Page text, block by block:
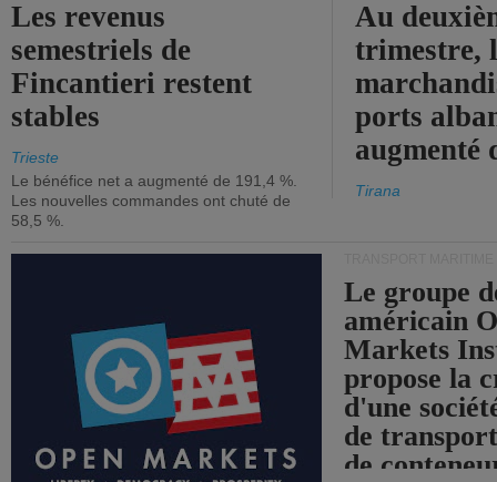
Les revenus
semestriels de
Fincantieri restent
stables
Trieste
Le bénéfice net a augmenté de 191,4 %.
Les nouvelles commandes ont chuté de
58,5 %.
Au
trimestre,
ports
augmenté
Tirana
Le groupe
américain
Markets
propose la
d'une
de
de